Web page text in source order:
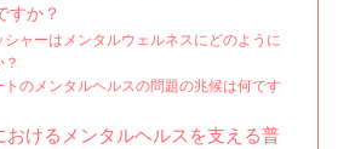
すか？
ャーはメンタルウェルネスにどのように
のメンタルヘルスの問題の兆候は何です
けるメンタルヘルスを支える普